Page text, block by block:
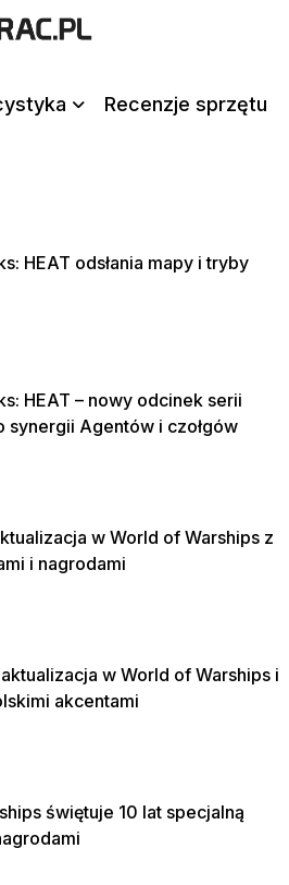
Recenzje sprzętu
HEAT odsłania mapy i tryby
HEAT – nowy odcinek serii
synergii Agentów i czołgów
w World of Warships z
i nagrodami
w World of Warships i
akcentami
świętuje 10 lat specjalną